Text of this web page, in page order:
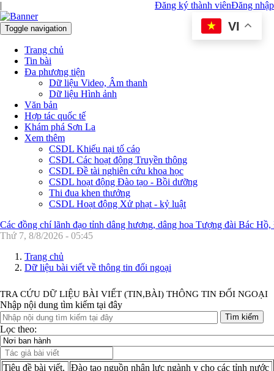
Đăng nhập
| Đăng ký thành viên
Toggle navigation
Trang chủ
Tin bài
Đa phương tiện
Dữ liệu Video, Âm thanh
Dữ liệu Hình ảnh
Văn bản
Hợp tác quốc tế
Khám phá Sơn La
Xem thêm
CSDL Khiếu nại tố cáo
CSDL Các hoạt động Truyền thông
CSDL Đề tài nghiên cứu khoa học
CSDL hoạt động Đào tạo - Bồi dưỡng
Thi đua khen thưởng
CSDL Hoạt động Xử phạt - kỷ luật
VI
Các đồng chí lãnh đạo tỉnh dâng hương, dâng hoa Tượng đài Bác
Thứ 7, 8/8/2026 - 05:45
Trang chủ
Dữ liệu bài viết về thông tin đối ngoại
TRA CỨU DỮ LIỆU BÀI VIẾT (TIN,BÀI) THÔNG TIN ĐỐI NGOẠI
Nhập nội dung tìm kiếm tại đây
Tìm kiếm
Lọc theo:
Tiêu đề bài viết,
Đào tạo nguồn nhân lực ngành y cho các tỉnh nước